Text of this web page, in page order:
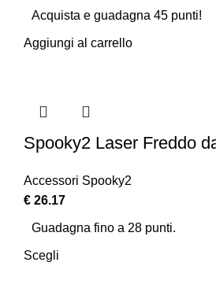
Acquista e guadagna 45 punti!
Aggiungi al carrello
Spooky2 Laser Freddo
Accessori Spooky2
€ 26.17
Guadagna fino a 28 punti.
Scegli